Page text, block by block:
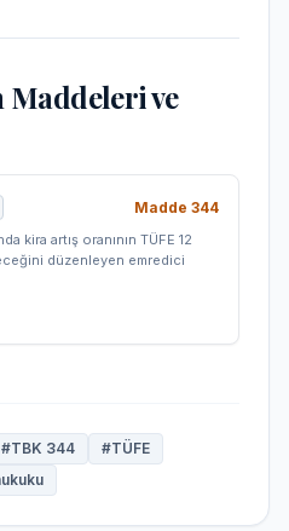
ve
Madde 344
kira artış oranının TÜFE 12
düzenleyen emredici
#TBK 344 #TÜFE